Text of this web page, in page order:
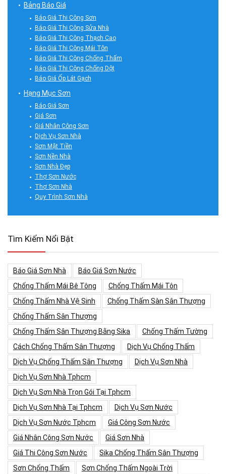
Bảng Báo Giá
Báo Giá Thi Công Sơn
Báo Giá Thi Công Sửa Nhà
Báo Giá Thi Công Thạch Cao
Báo Giá Thi Công Mái Tôn
Báo Giá Thi Công Chống Thấm
Báo Giá Thi Công Chống Dột
Báo Giá Ốp Lát Gạch
Hạng Mục Sơn
Báo Giá Sơn
Giá Sơn
Giá Nhân Công Sơn
Dịch Vụ Sơn Nhà
Sơn Mặt Tiền
Sơn Nền Nhà
Sơn Nhà Đẹp
Thợ Sơn Nước
Thợ Sơn Nhà
Quy Trình Sơn Nhà
Tìm Kiếm Nổi Bật
Báo Giá Sơn Nhà
Báo Giá Sơn Nước
Chống Thấm Mái Bê Tông
Chống Thấm Mái Tôn
Chống Thấm Nhà Vệ Sinh
Chống Thấm Sàn Sân Thượng
Chống Thấm Sân Thượng
Chống Thấm Sân Thượng Bằng Sika
Chống Thấm Tường
Cách Chống Thấm Sân Thượng
Dịch Vụ Chống Thấm
Dịch Vụ Chống Thấm Sân Thượng
Dịch Vụ Sơn Nhà
Dịch Vụ Sơn Nhà Tphcm
Dịch Vụ Sơn Nhà Trọn Gói Tại Tphcm
Dịch Vụ Sơn Nhà Tại Tphcm
Dịch Vụ Sơn Nước
Dịch Vụ Sơn Nước Tphcm
Giá Công Sơn Nước
Giá Nhân Công Sơn Nước
Giá Sơn Nhà
Giá Thi Công Sơn Nước
Sika Chống Thấm Sân Thượng
Sơn Chống Thấm
Sơn Chống Thấm Ngoài Trời